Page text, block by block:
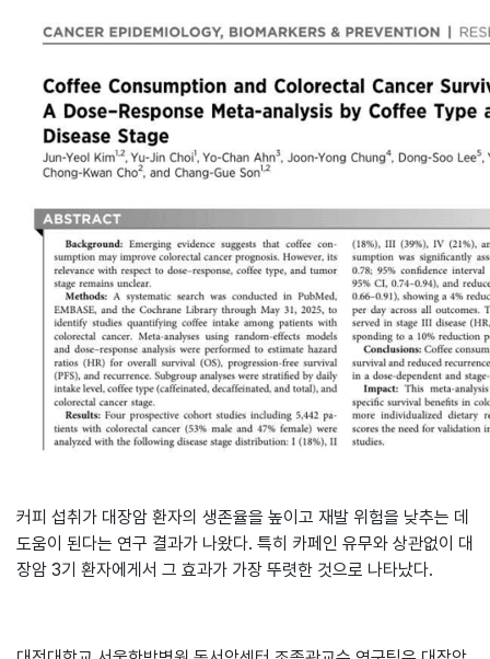
커피 섭취가 대장암 환자의 생존율을 높이고 재발 위험을 낮추는 데
도움이 된다는 연구 결과가 나왔다. 특히 카페인 유무와 상관없이 대
장암 3기 환자에게서 그 효과가 가장 뚜렷한 것으로 나타났다.